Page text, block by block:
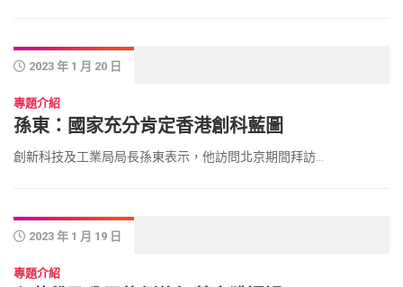
2023 年 1 月 20 日
專題介紹
孫東：國家充分肯定香港創科藍圖
創新科技及工業局局長孫東表示，他訪問北京期間拜訪...
2023 年 1 月 19 日
專題介紹